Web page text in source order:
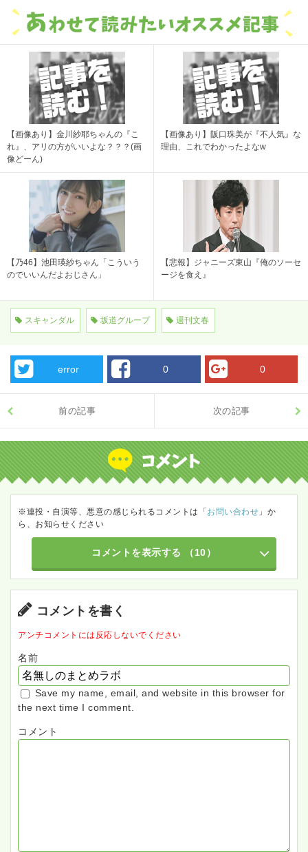
【画像あり】金川紗耶ちゃんの『こ
れ』、アリの方がいいよな？？？(画
像どーん)
【画像あり】阪口珠美が『不人気』な
理由、これでわかったよなw
【乃46】池田瑛紗ちゃん「こういう
のでいいんだよおじさん」
【悲報】ジャニーズ東山『俺のソーセ
ージを食え』
スキャンダル 坂道グループ 週刊文春
error 0 0
前の記事 次の記事
※連投・自演等、悪意の感じられるコメントは「 お問い合わせ 」か
ら、お知らせください
コメントを表示する （10）
コメントを書く
アンチコメントには反応しないでください
名前
Save my name, email, and website in this browser for
the next time I comment.
コメント